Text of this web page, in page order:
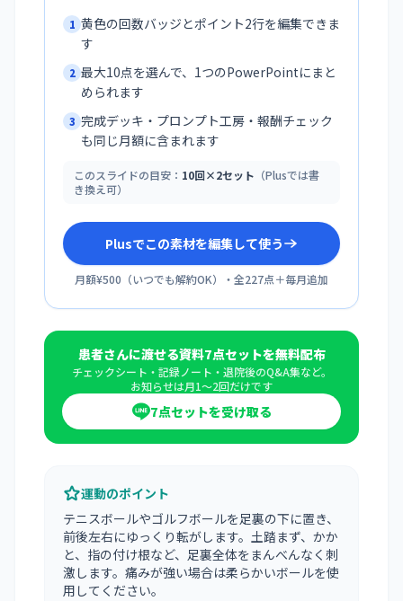
1 黄色の回数バッジとポイント2行を編集できま
す
2 最大10点を選んで、1つのPowerPointにまと
められます
3 完成デッキ・プロンプト工房・報酬チェック
も同じ月額に含まれます
このスライドの目安： 10回×2セット （Plusでは書
き換え可）
Plusでこの素材を編集して使う
月額¥500 （いつでも解約OK）・全227点＋毎月追加
患者さんに渡せる資料7点セットを無料配布
チェックシート・記録ノート・退院後のQ&A集など。
お知らせは月1〜2回だけです
7点セットを受け取る
運動のポイント
テニスボールやゴルフボールを足裏の下に置き、
前後左右にゆっくり転がします。土踏まず、かか
と、指の付け根など、足裏全体をまんべんなく刺
激します。痛みが強い場合は柔らかいボールを使
用してください。